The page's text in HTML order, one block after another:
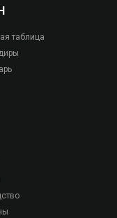
таблица